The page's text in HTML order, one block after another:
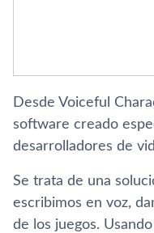
Desde Voiceful
software creado
desarrolladores de
Se trata de una
escribimos en voz,
de los juegos.